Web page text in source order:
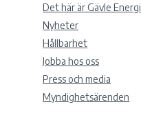
Det här är Gävle Energi
Nyheter
Hållbarhet
Jobba hos oss
Press och media
Myndighetsärenden